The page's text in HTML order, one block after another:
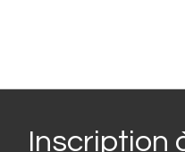
Inscription